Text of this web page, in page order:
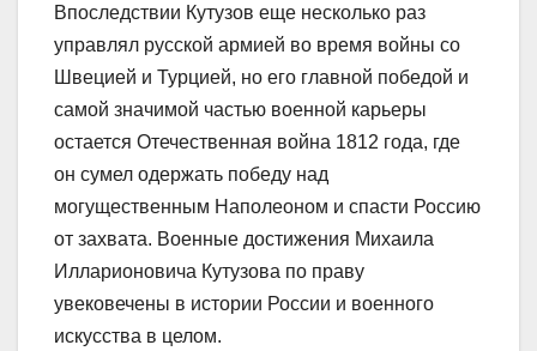
Впоследствии Кутузов еще несколько раз
управлял русской армией во время войны со
Швецией и Турцией, но его главной победой и
самой значимой частью военной карьеры
остается Отечественная война 1812 года, где
он сумел одержать победу над
могущественным Наполеоном и спасти Россию
от захвата. Военные достижения Михаила
Илларионовича Кутузова по праву
увековечены в истории России и военного
искусства в целом.